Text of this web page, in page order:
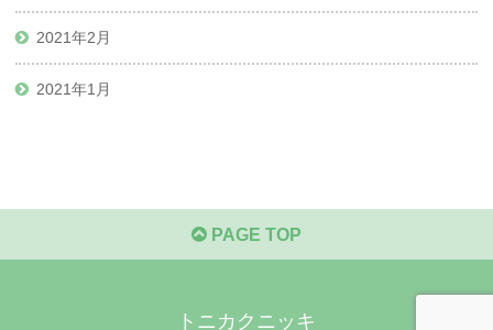
2021年2月
2021年1月
PAGE TOP
トニカクニッキ